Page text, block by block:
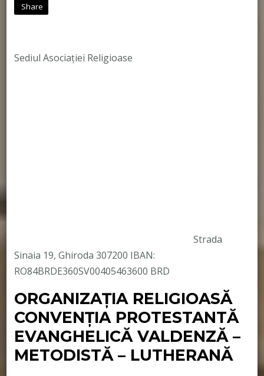
Share
Sediul Asociației Religioase
Strada
Sinaia 19, Ghiroda 307200 IBAN:
RO84BRDE360SV00405463600 BRD
ORGANIZAȚIA RELIGIOASĂ
CONVENŢIA PROTESTANTĂ
EVANGHELICĂ VALDENZĂ –
METODISTĂ – LUTHERANĂ